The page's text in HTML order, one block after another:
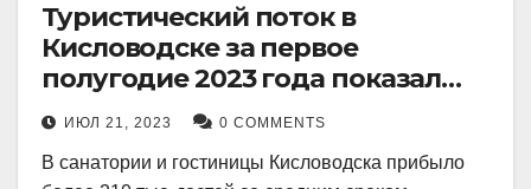
Туристический поток в
Кисловодске за первое
полугодие 2023 года показал
рекордный рост в 21 процент.
ИЮЛ 21, 2023 0 COMMENTS
В санатории и гостиницы Кисловодска прибыло